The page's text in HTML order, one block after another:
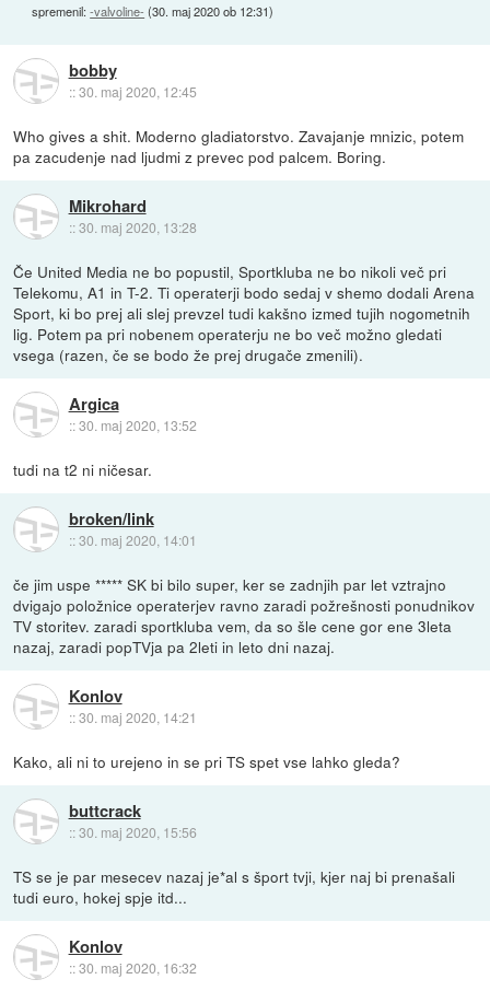
spremenil:-valvoline- (30. maj 2020 ob 12:31)
bobby
::30. maj 2020, 12:45
Who gives a shit. Moderno gladiatorstvo. Zavajanje mnizic, potem
pa zacudenje nad ljudmi z prevec pod palcem. Boring.
Mikrohard
::30. maj 2020, 13:28
Če United Media ne bo popustil, Sportkluba ne bo nikoli več pri
Telekomu, A1 in T-2. Ti operaterji bodo sedaj v shemo dodali Arena
Sport, ki bo prej ali slej prevzel tudi kakšno izmed tujih nogometnih
lig. Potem pa pri nobenem operaterju ne bo več možno gledati
vsega (razen, če se bodo že prej drugače zmenili).
Argica
::30. maj 2020, 13:52
tudi na t2 ni ničesar.
broken/link
::30. maj 2020, 14:01
če jim uspe ***** SK bi bilo super, ker se zadnjih par let vztrajno
dvigajo položnice operaterjev ravno zaradi požrešnosti ponudnikov
TV storitev. zaradi sportkluba vem, da so šle cene gor ene 3leta
nazaj, zaradi popTVja pa 2leti in leto dni nazaj.
Konlov
::30. maj 2020, 14:21
Kako, ali ni to urejeno in se pri TS spet vse lahko gleda?
buttcrack
::30. maj 2020, 15:56
TS se je par mesecev nazaj je*al s šport tvji, kjer naj bi prenašali
tudi euro, hokej spje itd...
Konlov
::30. maj 2020, 16:32